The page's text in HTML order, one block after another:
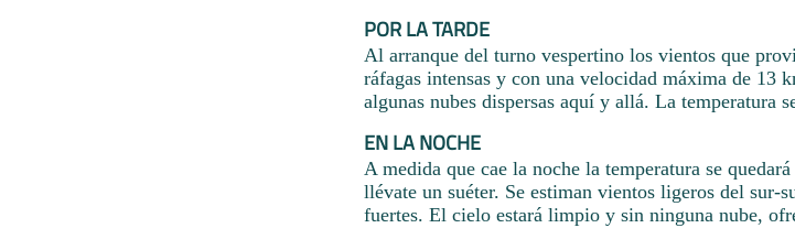
POR LA TARDE
Al arranque del turno vespertino los vientos que
ráfagas intensas y con una velocidad máxima de 13
algunas nubes dispersas aquí y allá. La temperatura
EN LA NOCHE
A medida que cae la noche la temperatura se
llévate un suéter. Se estiman vientos ligeros del sur-
fuertes. El cielo estará limpio y sin ninguna nube,